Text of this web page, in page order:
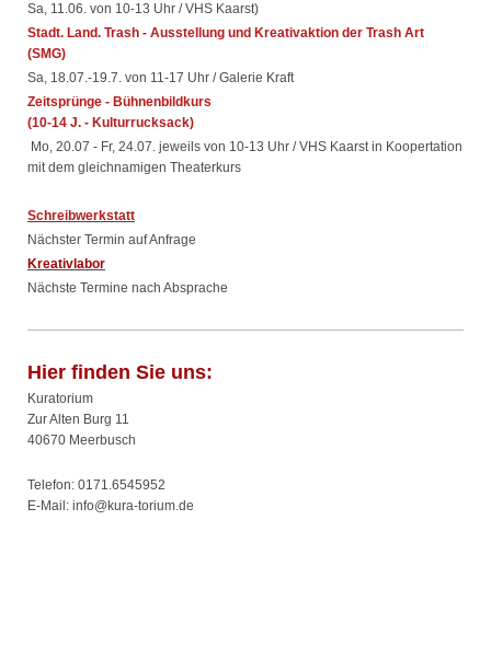
Sa, 11.06. von 10-13 Uhr / VHS Kaarst)
Stadt. Land. Trash - Ausstellung und Kreativaktion der Trash Art
(SMG)
Sa, 18.07.-19.7. von 11-17 Uhr / Galerie Kraft
Zeitsprünge - Bühnenbildkurs
(10-14 J. - Kulturrucksack)
Mo, 20.07 - Fr, 24.07. jeweils von 10-13 Uhr / VHS Kaarst in Koopertation
mit dem gleichnamigen Theaterkurs
Schreibwerkstatt
Nächster Termin auf Anfrage
Kreativlabor
Nächste Termine nach Absprache
Hier finden Sie uns:
Kuratorium
Zur Alten Burg 11
40670 Meerbusch
Telefon: 0171.6545952
E-Mail: info@kura-torium.de